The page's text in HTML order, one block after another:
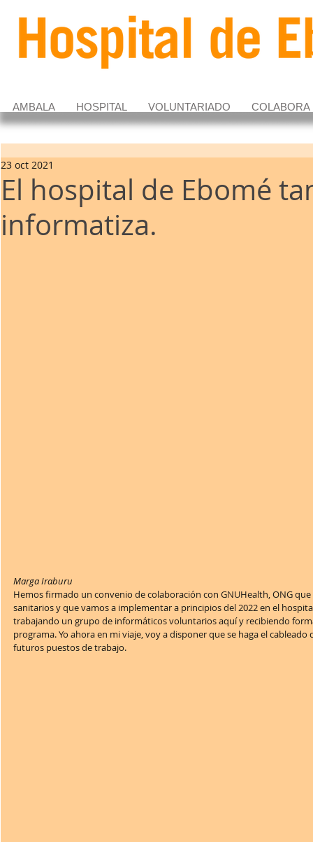
AMBALA HOSPITAL VOLUNTARIADO COLABORA
El hospital de Ebomé
informatiza.
23 oct 2021
Marga Iraburu
Hemos firmado un convenio de colaboración con GNUHealth, ONG
sanitarios y que vamos a implementar a principios del 2022 en el
trabajando un grupo de informáticos voluntarios aquí y recibiendo
programa. Yo ahora en mi viaje, voy a disponer que se haga el
futuros puestos de trabajo.